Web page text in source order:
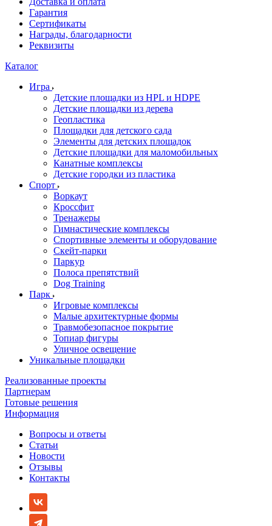
Гарантия
Сертификаты
Награды, благодарности
Реквизиты
Каталог
Игра
Детские площадки из HPL и HDPE
Детские площадки из дерева
Геопластика
Площадки для детского сада
Элементы для детских площадок
Детские площадки для маломобильных
Канатные комплексы
Детские городки из пластика
Спорт
Воркаут
Кроссфит
Тренажеры
Гимнастические комплексы
Спортивные элементы и оборудование
Скейт-парки
Паркур
Полоса препятствий
Dog Training
Парк
Игровые комплексы
Малые архитектурные формы
Травмобезопасное покрытие
Топиар фигуры
Уличное освещение
Уникальные площадки
Реализованные проекты
Партнерам
Готовые решения
Информация
Вопросы и ответы
Статьи
Новости
Отзывы
Контакты